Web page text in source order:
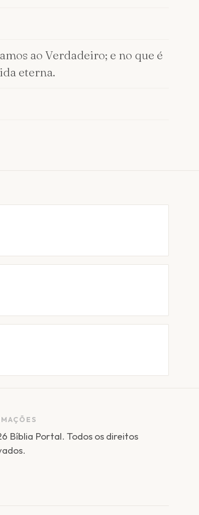
ao Verdadeiro; e no que é
eterna.
Bíblia Portal. Todos os direitos